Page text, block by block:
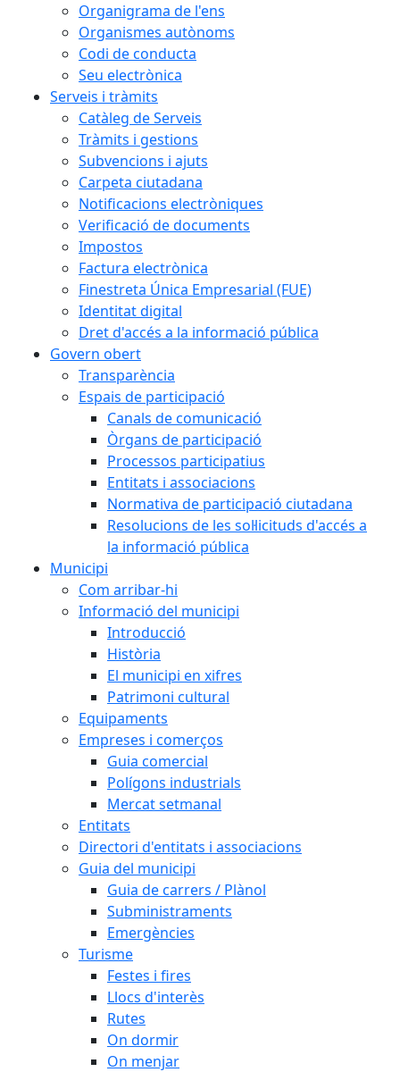
Organigrama de l'ens
Organismes autònoms
Codi de conducta
Seu electrònica
Serveis i tràmits
Catàleg de Serveis
Tràmits i gestions
Subvencions i ajuts
Carpeta ciutadana
Notificacions electròniques
Verificació de documents
Impostos
Factura electrònica
Finestreta Única Empresarial (FUE)
Identitat digital
Dret d'accés a la informació pública
Govern obert
Transparència
Espais de participació
Canals de comunicació
Òrgans de participació
Processos participatius
Entitats i associacions
Normativa de participació ciutadana
Resolucions de les sol·licituds d'accés a
la informació pública
Municipi
Com arribar-hi
Informació del municipi
Introducció
Història
El municipi en xifres
Patrimoni cultural
Equipaments
Empreses i comerços
Guia comercial
Polígons industrials
Mercat setmanal
Entitats
Directori d'entitats i associacions
Guia del municipi
Guia de carrers / Plànol
Subministraments
Emergències
Turisme
Festes i fires
Llocs d'interès
Rutes
On dormir
On menjar